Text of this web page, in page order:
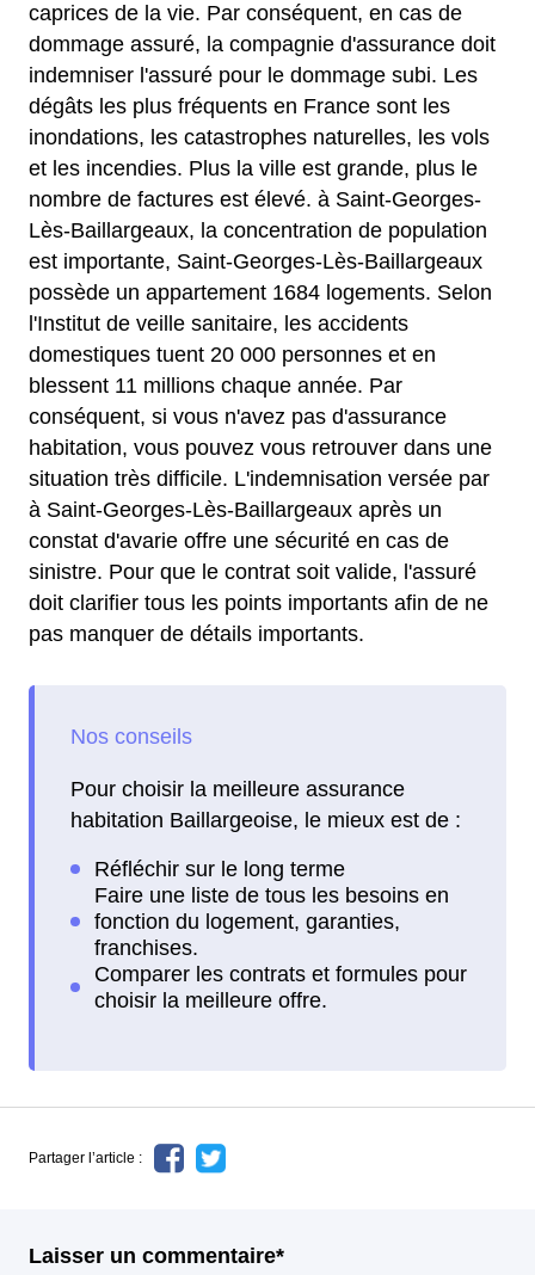
caprices de la vie. Par conséquent, en cas de
dommage assuré, la compagnie d'assurance doit
indemniser l'assuré pour le dommage subi. Les
dégâts les plus fréquents en France sont les
inondations, les catastrophes naturelles, les vols
et les incendies. Plus la ville est grande, plus le
nombre de factures est élevé. à Saint-Georges-
Lès-Baillargeaux, la concentration de population
est importante, Saint-Georges-Lès-Baillargeaux
possède un appartement 1684 logements. Selon
l'Institut de veille sanitaire, les accidents
domestiques tuent 20 000 personnes et en
blessent 11 millions chaque année. Par
conséquent, si vous n'avez pas d'assurance
habitation, vous pouvez vous retrouver dans une
situation très difficile. L'indemnisation versée par
à Saint-Georges-Lès-Baillargeaux après un
constat d'avarie offre une sécurité en cas de
sinistre. Pour que le contrat soit valide, l'assuré
doit clarifier tous les points importants afin de ne
pas manquer de détails importants.
Pour choisir la meilleure assurance
habitation Baillargeoise, le mieux est de :
Partager l’article :
Laisser un commentaire*